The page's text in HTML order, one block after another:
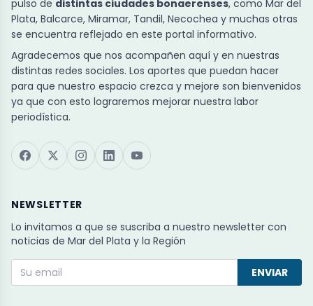
pulso de distintas ciudades bonaerenses, como Mar del
Plata, Balcarce, Miramar, Tandil, Necochea y muchas otras
se encuentra reflejado en este portal informativo.
Agradecemos que nos acompañen aquí y en nuestras
distintas redes sociales. Los aportes que puedan hacer
para que nuestro espacio crezca y mejore son bienvenidos
ya que con esto lograremos mejorar nuestra labor
periodística.
NEWSLETTER
Lo invitamos a que se suscriba a nuestro newsletter con
noticias de Mar del Plata y la Región
ENVIAR